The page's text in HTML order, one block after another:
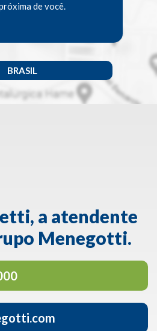
de você.
BRASIL
a atendente
Menegotti.